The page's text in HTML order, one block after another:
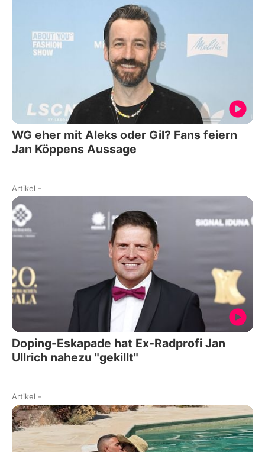
WG eher mit Aleks oder Gil? Fans feiern
Jan Köppens Aussage
Artikel -
Doping-Eskapade hat Ex-Radprofi Jan
Ullrich nahezu "gekillt"
Artikel -